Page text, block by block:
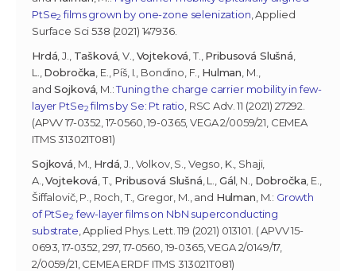
PtSe2 films grown by one-zone selenization , Applied
Surface Sci 538 (2021) 147936.
Hrdá , J., Tašková , V., Vojteková , T., Pribusová Slušná
L., Dobročka , E., Píš, I., Bondino, F., Hulman , M.,
and Sojková , M.:Tuning the charge carrier mobility in few-
layer PtSe2films by Se: Pt ratio , RSC Adv. 11 (2021) 27292.
(APVV 17-0352, 17-0560, 19-0365, VEGA 2/0059/21, CEMEA
ITMS 313021T081)
Sojková , M., Hrdá , J., Volkov, S., Vegso, K., Shaji,
A.,Vojteková , T., Pribusová Slušná , L., Gál , N., Dobročka , E.,
Šiffalovič, P., Roch, T., Gregor, M., and Hulman , M.: Growth
of PtSe2 few-layer films on NbN superconducting
substrate , Applied Phys. Lett. 119 (2021) 013101. ( APVV 15-
0693, 17-0352, 297, 17-0560, 19-0365, VEGA 2/0149/17,
2/0059/21, CEMEA ERDF ITMS 313021T081)